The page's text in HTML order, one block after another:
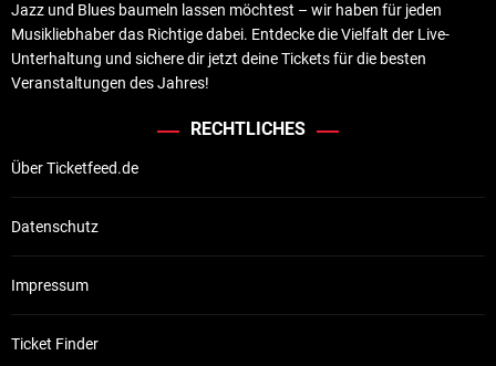
Jazz und Blues baumeln lassen möchtest – wir haben für jeden
Musikliebhaber das Richtige dabei. Entdecke die Vielfalt der Live-
Unterhaltung und sichere dir jetzt deine Tickets für die besten
Veranstaltungen des Jahres!
RECHTLICHES
Über Ticketfeed.de
Datenschutz
Impressum
Ticket Finder